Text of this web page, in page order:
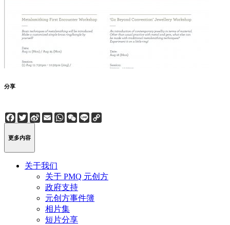
分享
Facebook
Twitter
Sina
Weibo
EmailWhatsApp
WeChat
Line
更多内容
关于我们
关于 PMQ 元创方
政府支持
元创方事件簿
相片集
短片分享